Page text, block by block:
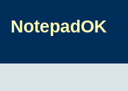
NotepadOK